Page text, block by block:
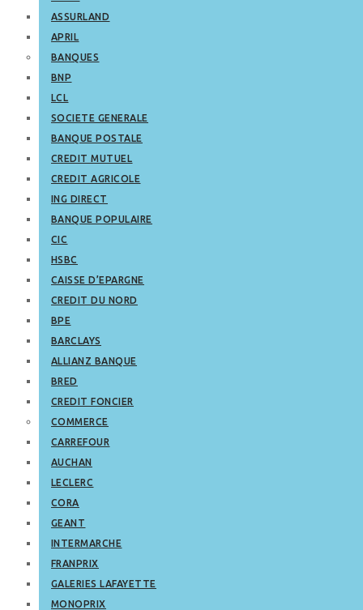
ASSURLAND
APRIL
BANQUES
BNP
LCL
SOCIETE GENERALE
BANQUE POSTALE
CREDIT MUTUEL
CREDIT AGRICOLE
ING DIRECT
BANQUE POPULAIRE
CIC
HSBC
CAISSE D’EPARGNE
CREDIT DU NORD
BPE
BARCLAYS
ALLIANZ BANQUE
BRED
CREDIT FONCIER
COMMERCE
CARREFOUR
AUCHAN
LECLERC
CORA
GEANT
INTERMARCHE
FRANPRIX
GALERIES LAFAYETTE
MONOPRIX